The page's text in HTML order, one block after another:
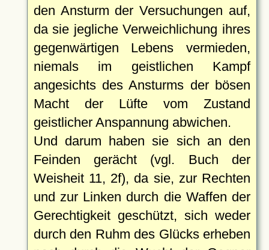
den Ansturm der Versuchungen auf,
da sie jegliche Verweichlichung ihres
gegenwärtigen Lebens vermieden,
niemals im geistlichen Kampf
angesichts des Ansturms der bösen
Macht der Lüfte vom Zustand
geistlicher Anspannung abwichen.
Und darum haben sie sich an den
Feinden gerächt (vgl. Buch der
Weisheit 11, 2f), da sie, zur Rechten
und zur Linken durch die Waffen der
Gerechtigkeit geschützt, sich weder
durch den Ruhm des Glücks erheben